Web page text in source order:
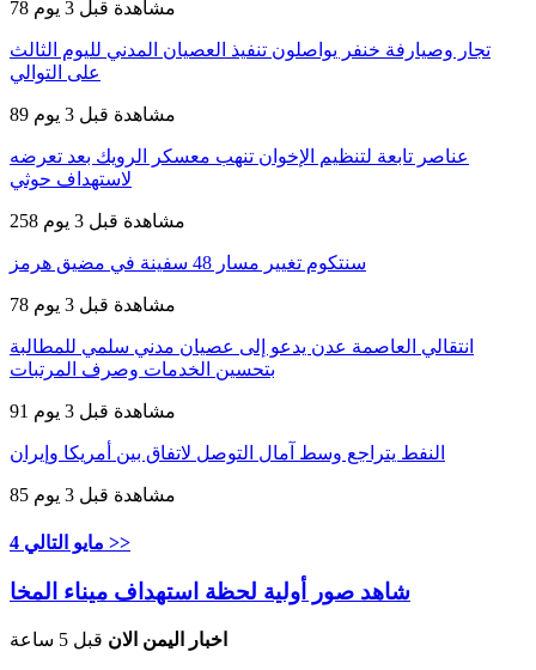
78 مشاهدة قبل 3 يوم
تجار وصيارفة خنفر يواصلون تنفيذ العصيان المدني لليوم الثالث
على التوالي
89 مشاهدة قبل 3 يوم
عناصر تابعة لتنظيم الإخوان تنهب معسكر الرويك بعد تعرضه
لاستهداف حوثي
258 مشاهدة قبل 3 يوم
سنتكوم تغيير مسار 48 سفينة في مضيق هرمز
78 مشاهدة قبل 3 يوم
انتقالي العاصمة عدن يدعو إلى عصيان مدني سلمي للمطالبة
بتحسين الخدمات وصرف المرتبات
91 مشاهدة قبل 3 يوم
النفط يتراجع وسط آمال التوصل لاتفاق بين أمريكا وإيران
85 مشاهدة قبل 3 يوم
4 مايو التالي >>
شاهد صور أولية لحظة استهداف ميناء المخا
اخبار اليمن الان قبل 5 ساعة